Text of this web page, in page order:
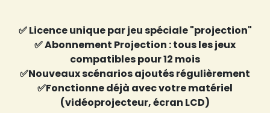
✅ Licence unique par jeu spéciale "projection"
✅ Abonnement Projection : tous les jeux
compatibles pour 12 mois
✅Nouveaux scénarios ajoutés régulièrement
✅Fonctionne déjà avec votre matériel
(vidéoprojecteur, écran LCD)